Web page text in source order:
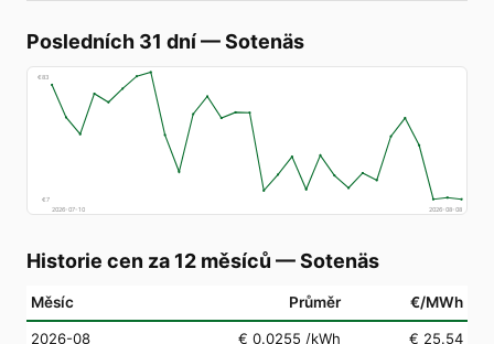
Posledních 31 dní—Sotenäs
€83
€7
2026-07-10
2026-08-08
Historie cen za 12 měsíců —Sotenäs
Měsíc Průměr €/MWh
2026-08 € 0.0255 /kWh
€ 25.54